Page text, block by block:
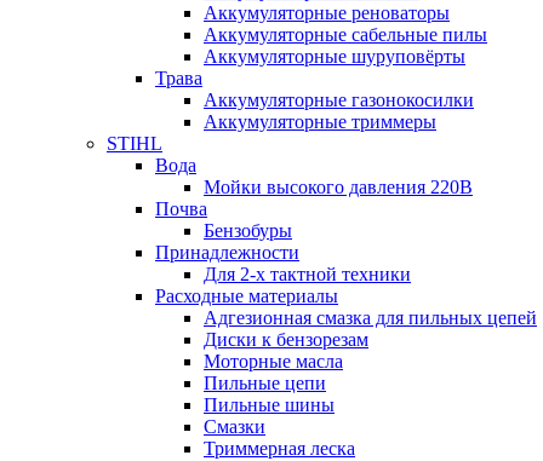
Аккумуляторные реноваторы
Аккумуляторные сабельные пилы
Аккумуляторные шуруповёрты
Трава
Аккумуляторные газонокосилки
Аккумуляторные триммеры
STIHL
Вода
Мойки высокого давления 220В
Почва
Бензобуры
Принадлежности
Для 2-х тактной техники
Расходные материалы
Адгезионная смазка для пильных цепей
Диски к бензорезам
Моторные масла
Пильные цепи
Пильные шины
Смазки
Триммерная леска